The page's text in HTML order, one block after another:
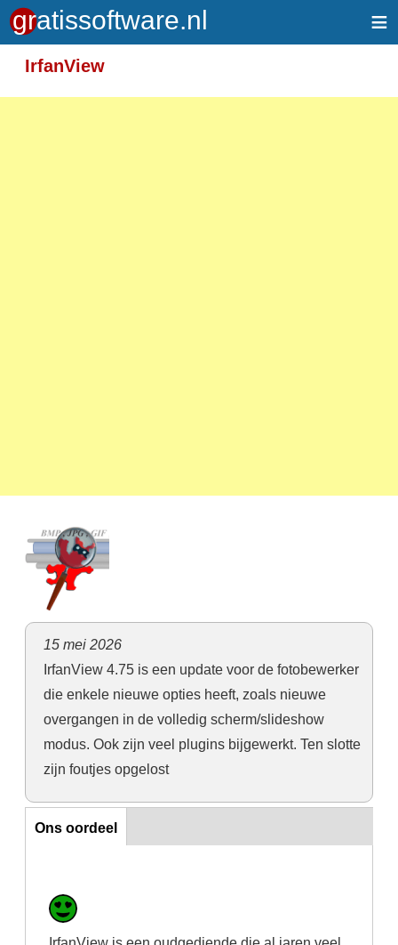
≡
IrfanView
15 mei 2026
IrfanView 4.75 is een update voor de fotobewerker
die enkele nieuwe opties heeft, zoals nieuwe
overgangen in de volledig scherm/slideshow
modus. Ook zijn veel plugins bijgewerkt. Ten slotte
zijn foutjes opgelost
Ons oordeel
Ons oordeel